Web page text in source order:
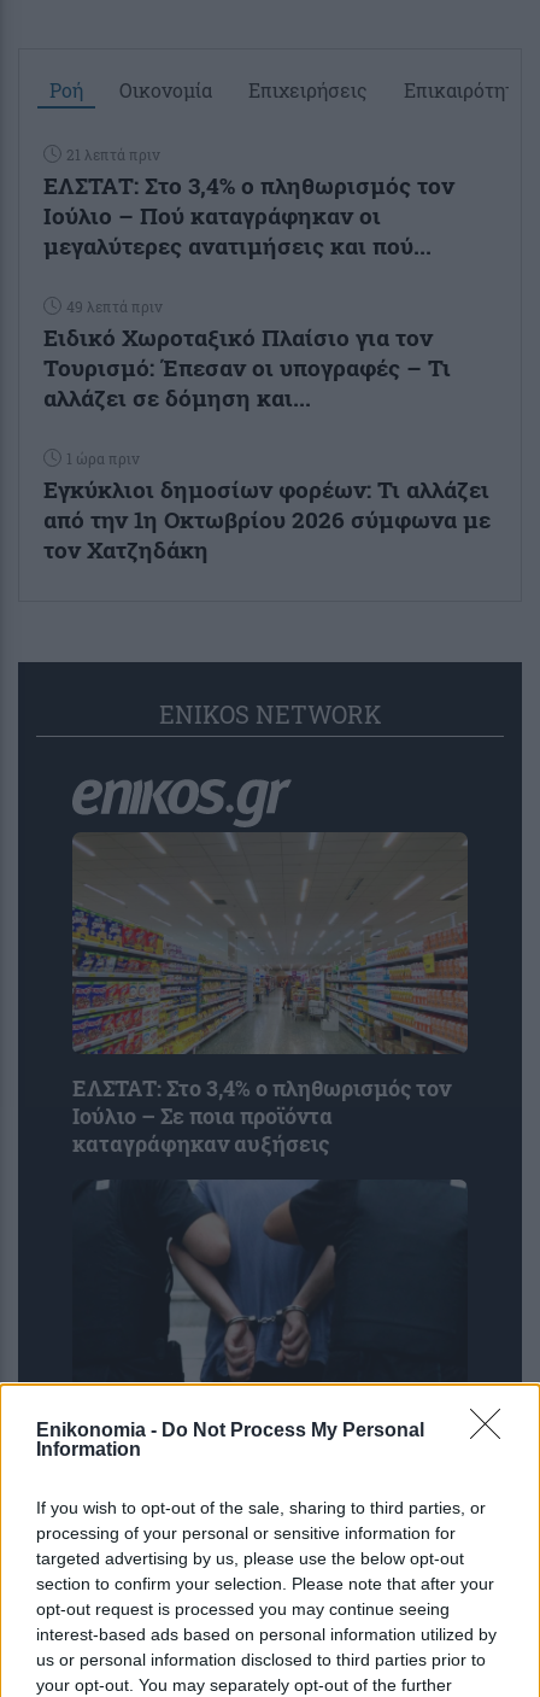
Enikonomia - Do Not Process My Personal
Information
If you wish to opt-out of the sale, sharing to third parties, or
processing of your personal or sensitive information for
targeted advertising by us, please use the below opt-out
section to confirm your selection. Please note that after your
opt-out request is processed you may continue seeing
interest-based ads based on personal information utilized by
us or personal information disclosed to third parties prior to
your opt-out. You may separately opt-out of the further
Ροή Οικονομία Επιχειρήσεις Επικαιρότητα
21 λεπτά πριν
ΕΛΣΤΑΤ: Στο 3,4% ο πληθωρισμός τον
Ιούλιο – Πού καταγράφηκαν οι
μεγαλύτερες ανατιμήσεις και πού...
49 λεπτά πριν
Ειδικό Χωροταξικό Πλαίσιο για τον
Τουρισμό: Έπεσαν οι υπογραφές – Τι
αλλάζει σε δόμηση και...
1 ώρα πριν
Εγκύκλιοι δημοσίων φορέων: Τι αλλάζει
από την 1η Οκτωβρίου 2026 σύμφωνα με
τον Χατζηδάκη
ENIKOS NETWORK
ΕΛΣΤΑΤ: Στο 3,4% ο πληθωρισμός τον
Ιούλιο – Σε ποια προϊόντα
καταγράφηκαν αυξήσεις
Συνελήφθη στη Γερμανία 31χρονος,
φερόμενος ως μέλος της «ρωσικής
δολοφονίες και μία απόπειρα...